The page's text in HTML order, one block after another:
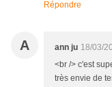
Répondre
A ann ju 18/03/
<br /> c'est
très envie de